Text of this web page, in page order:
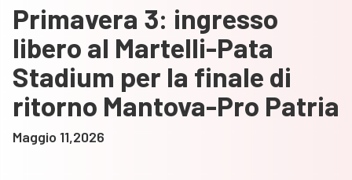
Primavera 3: ingresso
libero al Martelli-Pata
Stadium per la finale di
ritorno Mantova-Pro Patria
Maggio 11,2026